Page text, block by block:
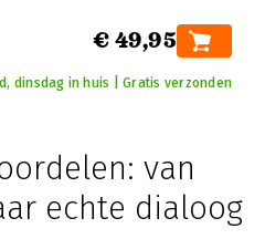
€ 49,95
dinsdag in huis | Gratis verzonden
van
echte dialoog